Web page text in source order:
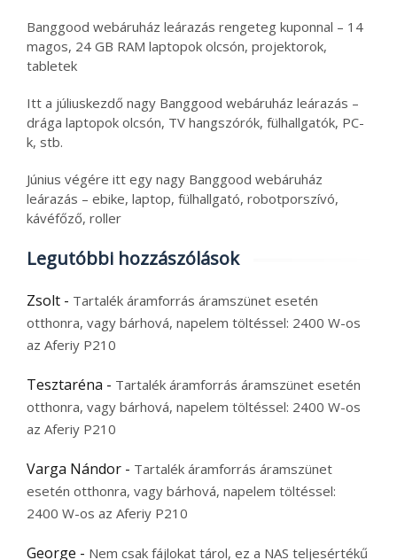
Banggood webáruház leárazás rengeteg kuponnal – 14
magos, 24 GB RAM laptopok olcsón, projektorok,
tabletek
Itt a júliuskezdő nagy Banggood webáruház leárazás –
drága laptopok olcsón, TV hangszórók, fülhallgatók, PC-
k, stb.
Június végére itt egy nagy Banggood webáruház
leárazás – ebike, laptop, fülhallgató, robotporszívó,
kávéfőző, roller
Legutóbbi hozzászólások
Zsolt - Tartalék áramforrás áramszünet esetén
otthonra, vagy bárhová, napelem töltéssel: 2400 W-os
az Aferiy P210
Tesztaréna - Tartalék áramforrás áramszünet esetén
otthonra, vagy bárhová, napelem töltéssel: 2400 W-os
az Aferiy P210
Varga Nándor - Tartalék áramforrás áramszünet
esetén otthonra, vagy bárhová, napelem töltéssel:
2400 W-os az Aferiy P210
George - Nem csak fájlokat tárol, ez a NAS teljesértékű